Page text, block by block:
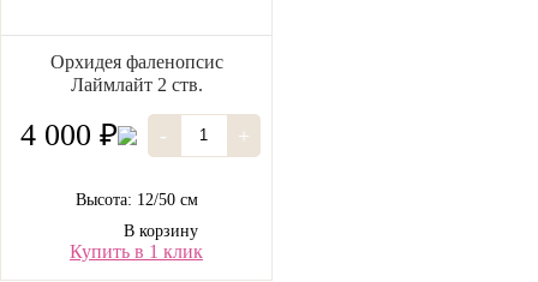
Орхидея фаленопсис
Лаймлайт 2 ств.
4 000 ₽ - +
Высота: 12/50 см
В корзину
Купить в 1 клик